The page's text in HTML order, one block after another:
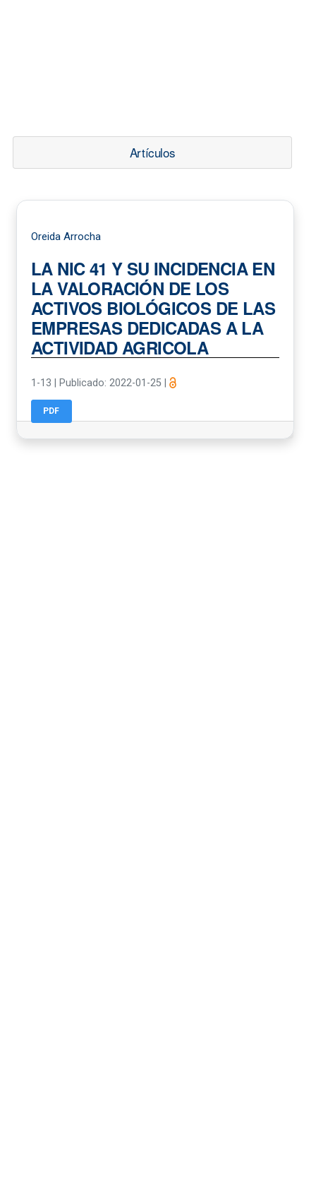
Artículos
Oreida Arrocha
LA NIC 41 Y SU INCIDENCIA EN
LA VALORACIÓN DE LOS
ACTIVOS BIOLÓGICOS DE LAS
EMPRESAS DEDICADAS A LA
ACTIVIDAD AGRICOLA
1-13 Publicado: 2022-01-25
PDF